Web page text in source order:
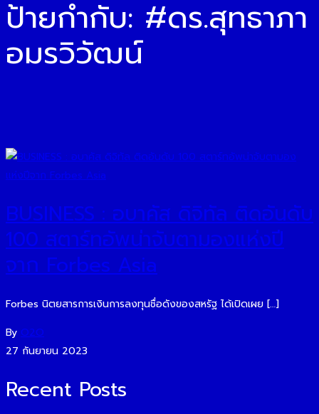
ป้ายกำกับ: #ดร.สุทธาภา
อมรวิวัฒน์
BUSINESS : อบาคัส ดิจิทัล ติดอันดับ
100 สตาร์ทอัพน่าจับตามองแห่งปี
จาก Forbes Asia
Forbes นิตยสารการเงินการลงทุนชื่อดังของสหรัฐ ได้เปิดเผย […]
By O2O
27 กันยายน 2023
Recent Posts